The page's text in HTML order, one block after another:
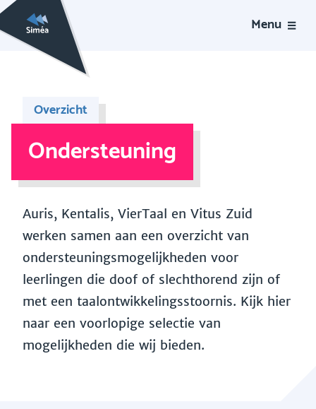
Menu
Overzicht
Ondersteuning
Auris, Kentalis, VierTaal en Vitus Zuid
werken samen aan een overzicht van
ondersteuningsmogelijkheden voor
leerlingen die doof of slechthorend zijn of
met een taalontwikkelingsstoornis. Kijk hier
naar een voorlopige selectie van
mogelijkheden die wij bieden.